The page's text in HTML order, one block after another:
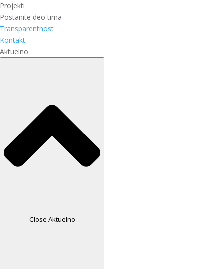
Projekti
Postanite deo tima
Transparentnost
Kontakt
Aktuelno
Close Aktuelno